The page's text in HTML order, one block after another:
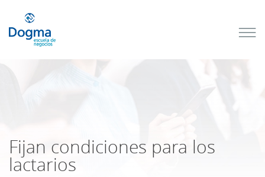
Fijan condiciones para los
lactarios
próximos